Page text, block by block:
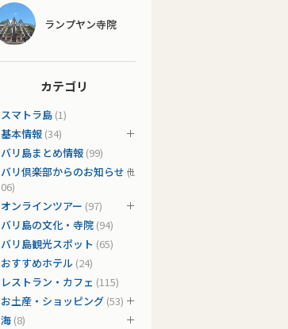
ランプヤン寺院
カテゴリ
スマトラ島 (1)
基本情報 (34)
バリ島まとめ情報 (99)
バリ倶楽部からのお知らせ (1
06)
オンラインツアー (97)
バリ島の文化・寺院 (94)
バリ島観光スポット (65)
おすすめホテル (24)
レストラン・カフェ (115)
お土産・ショッピング (53)
海 (8)